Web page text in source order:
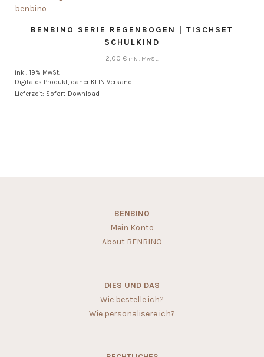
BENBINO SERIE REGENBOGEN | TISCHSET
SCHULKIND
2,00 € inkl. MwSt.
inkl. 19% MwSt.
Digitales Produkt, daher KEIN Versand
Lieferzeit: Sofort-Download
BENBINO
Mein Konto
About BENBINO
DIES UND DAS
Wie bestelle ich?
Wie personalisere ich?